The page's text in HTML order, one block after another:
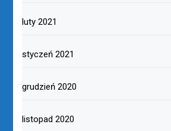
luty 2021
styczeń 2021
grudzień 2020
listopad 2020